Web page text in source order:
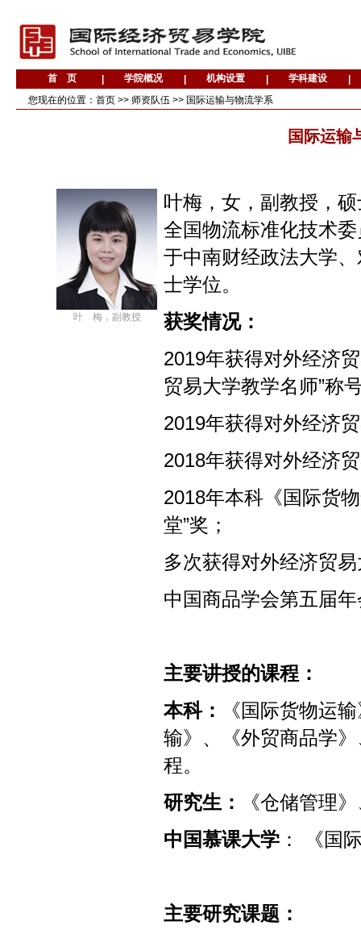
您现在的位置： 首页 >> 师资队伍 >> 国际运输与物流学系
国际运输
叶 梅，副教授
叶梅，女，副教授， 硕
全国物流标准化技术
于中南财经政法大学
士学位。
获奖情况：
2019年获得对外经济
贸易大学教学名师”称
2019年获得对外经济
2018年获得对外经济
2018年本科《国际货
堂”奖；
多次获得对外经济贸
中国商品学会第五届
主要讲授的课程：
本科：
《国际货物运
输》、《外贸商品学
程。
研究生：
《仓储管理
中国慕课大学 ： 《国
主要研究课题：